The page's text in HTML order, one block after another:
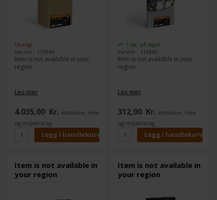
Utsolgt
Varenr.: 113944
Item is not available in your
region
Les mer
4.035,00 Kr. ekslusive. mva
og miljøbidrag
1 stk. på lager
Varenr.: 113945
Item is not available in your
region
Les mer
312,00 Kr. ekslusive. mva
og miljøbidrag
Item is not available in
your region
Item is not available in
your region